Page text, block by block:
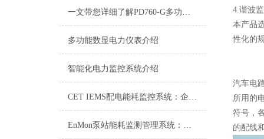
一文带您详细了解PD760-G多功能数显表
多功能数显电力仪表介绍
智能化电力监控系统介绍
CET IEMS配电能耗监控系统：企业能源管理的智慧之眼
EnMon泵站能耗监测管理系统：优化能源利用，提升运行效率
4.谐波
本产品
性化的
汽车电
所用的
符号，
的配线